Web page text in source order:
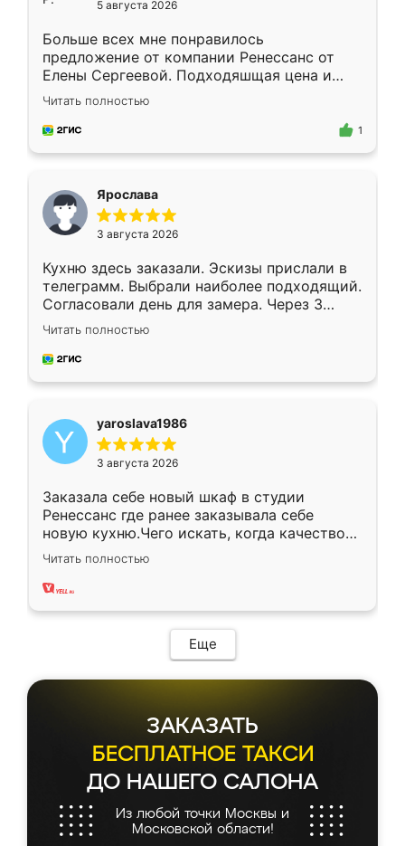
5 августа 2026
Больше всех мне понравилось
предложение от компании Ренессанс от
Елены Сергеевой. Подходяшщая цена и
короткие сроки изготовления. Приехавший
для замера сотрудник Владислав
предложил по моему эскизу самый
Читать полностью
1
Ярослава
3 августа 2026
Кухню здесь заказали. Эскизы прислали в
телеграмм. Выбрали наиболее подходящий.
Согласовали день для замера. Через 3
недели кухня была уже готова. Остались
довольны работой. Спасибо Ренессанс
мебель за качественную работу!
Читать полностью
yaroslava1986
3 августа 2026
Заказала себе новый шкаф в студии
Ренессанс где ранее заказывала себе
новую кухню.Чего искать, когда качеством
вполне довольна. Служит кухня уже почти
два года, нареканий нет.
Читать полностью
Еще
ЗАКАЗАТЬ
БЕСПЛАТНОЕ ТАКСИ
ДО НАШЕГО САЛОНА
Из любой точки Москвы и
Московской области!